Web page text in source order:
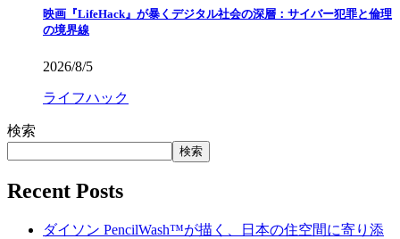
映画『LifeHack』が暴くデジタル社会の深層：サイバー犯罪と倫理
の境界線
2026/8/5
ライフハック
検索
検索
Recent Posts
ダイソン PencilWash™が描く、日本の住空間に寄り添